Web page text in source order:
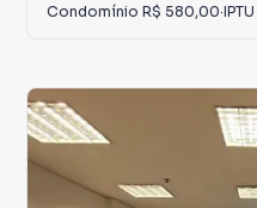
Condomínio R$ 580,00·IPTU